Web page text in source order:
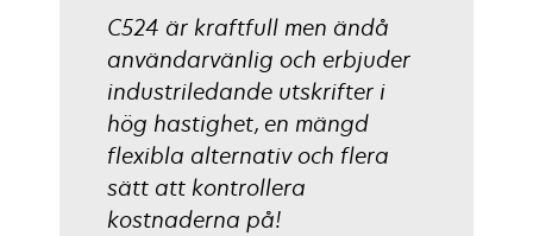
C524 är kraftfull men ändå
användarvänlig och erbjuder
industriledande utskrifter i
hög hastighet, en mängd
flexibla alternativ och flera
sätt att kontrollera
kostnaderna på!